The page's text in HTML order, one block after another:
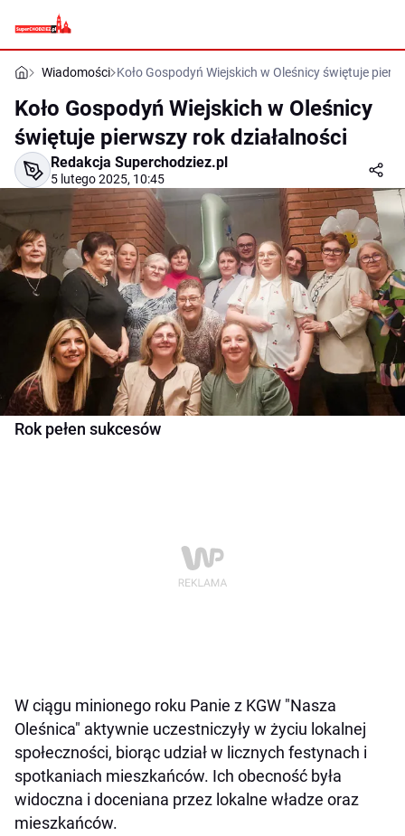
Wiadomości Koło Gospodyń Wiejskich w Oleśnicy świętuje
Koło Gospodyń Wiejskich w Oleśnicy
świętuje pierwszy rok działalności
Redakcja Superchodziez.pl
5 lutego 2025, 10:45
Rok pełen sukcesów
W ciągu minionego roku Panie z KGW "Nasza
Oleśnica" aktywnie uczestniczyły w życiu lokalnej
społeczności, biorąc udział w licznych festynach i
spotkaniach mieszkańców. Ich obecność była
widoczna i doceniana przez lokalne władze oraz
mieszkańców.